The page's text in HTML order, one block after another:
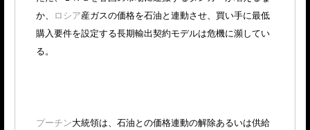
か、
ロシア産ガスの価格を石油と連動させ、買い手に最低
購入要件を設定する長期輸出契約モデルは危機に瀕してい
る。
プーチン大統領は、石油との価格連動の解除あるいは供給